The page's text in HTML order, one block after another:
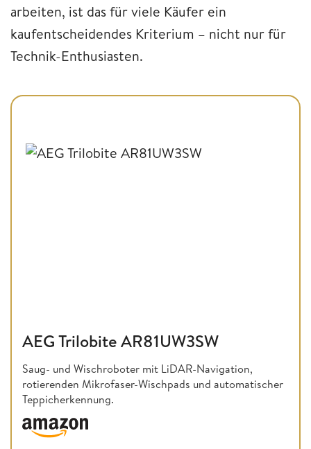
arbeiten, ist das für viele Käufer ein
kaufentscheidendes Kriterium – nicht nur für
Technik-Enthusiasten.
AEG Trilobite AR81UW3SW
Saug- und Wischroboter mit LiDAR-Navigation,
rotierenden Mikrofaser-Wischpads und automatischer
Teppicherkennung.